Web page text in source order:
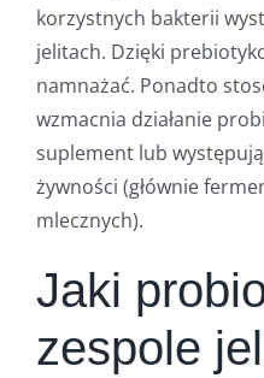
korzystnych bakterii
jelitach. Dzięki
namnażać. Ponadto
wzmacnia działanie
suplement lub
żywności (głównie
mlecznych).
Jaki
zespole